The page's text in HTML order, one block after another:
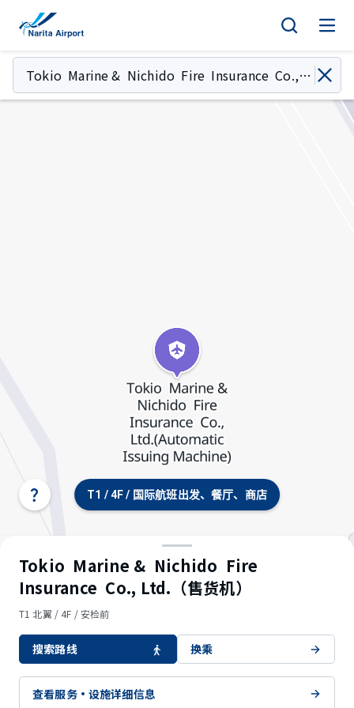
© OpenStreetMap contributors
Tokio Marine & Nichido Fire Insurance Co., L
td.（售货机）
选
择
站
楼/
楼
层
T1 / 4F / 国际航班出发、餐厅、商店
Tokio Marine & Nichido Fire
Insurance Co., Ltd.（售货机）
T1 北翼 / 4F / 安检前
搜索路线 换乘
查看服务・设施详细信息